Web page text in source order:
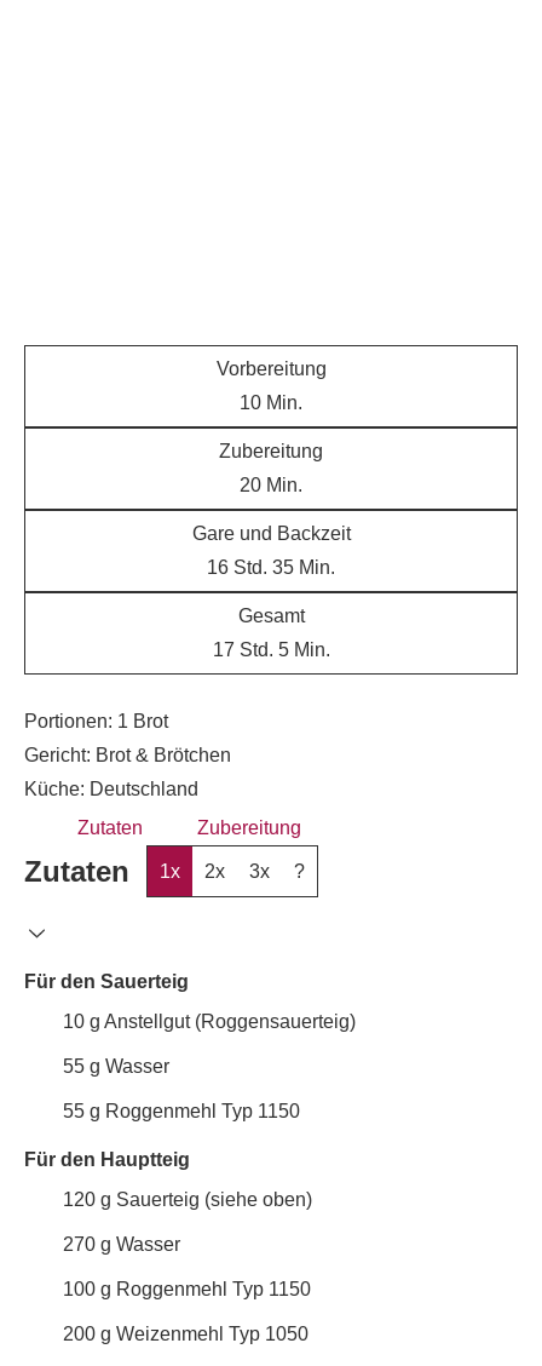
Vorbereitung
10 Min.
Zubereitung
20 Min.
Gare und Backzeit
16 Std. 35 Min.
Gesamt
17 Std. 5 Min.
Portionen: 1 Brot
Gericht: Brot & Brötchen
Küche: Deutschland
Zutaten
Zubereitung
Zutaten 1x 2x 3x ?
Für den Sauerteig
10 g Anstellgut (Roggensauerteig)
55 g Wasser
55 g Roggenmehl Typ 1150
Für den Hauptteig
120 g Sauerteig (siehe oben)
270 g Wasser
100 g Roggenmehl Typ 1150
200 g Weizenmehl Typ 1050